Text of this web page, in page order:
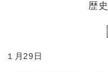
歴
１月29日